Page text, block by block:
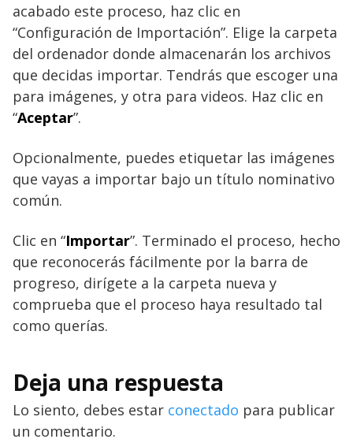
acabado este proceso, haz clic en
“Configuración de Importación”. Elige la carpeta
del ordenador donde almacenarán los archivos
que decidas importar. Tendrás que escoger una
para imágenes, y otra para videos. Haz clic en
“Aceptar”.
Opcionalmente, puedes etiquetar las imágenes
que vayas a importar bajo un título nominativo
común.
Clic en “Importar”. Terminado el proceso, hecho
que reconocerás fácilmente por la barra de
progreso, dirígete a la carpeta nueva y
comprueba que el proceso haya resultado tal
como querías.
Deja una respuesta
Lo siento, debes estar conectado para publicar
un comentario.